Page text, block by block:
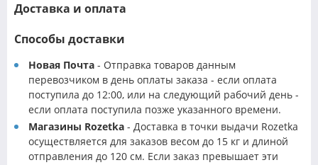
Доставка и оплата
Способы доставки
Новая Почта - Отправка товаров данным
перевозчиком в день оплаты заказа - если оплата
поступила до 12:00, или на следующий рабочий день -
если оплата поступила позже указанного времени.
Магазины Rozetka - Доставка в точки выдачи Rozetka
осуществляется для заказов весом до 15 кг и длиной
отправления до 120 см. Если заказ превышает эти